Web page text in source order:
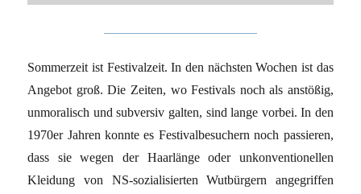
Sommerzeit ist Festivalzeit. In den nächsten Wochen ist das
Angebot groß. Die Zeiten, wo Festivals noch als anstößig,
unmoralisch und subversiv galten, sind lange vorbei. In den
1970er Jahren konnte es Festivalbesuchern noch passieren,
dass sie wegen der Haarlänge oder unkonventionellen
Kleidung von NS-sozialisierten Wutbürgern angegriffen